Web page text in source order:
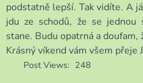
podstatně lepší. Tak vidíte. A
jdu ze schodů, že se
stane. Budu opatrná a
Krásný víkend vám všem přeje
Post Views: 248